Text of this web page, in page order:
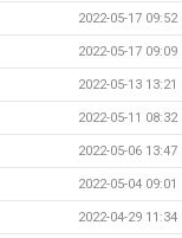
2022-05-17 09:52
2022-05-17 09:09
2022-05-13 13:21
2022-05-11 08:32
2022-05-06 13:47
2022-05-04 09:01
2022-04-29 11:34